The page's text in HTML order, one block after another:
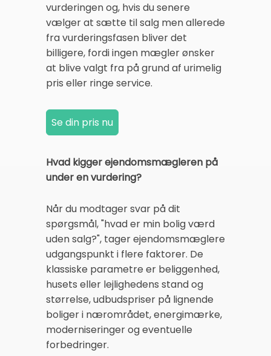
vurderingen og, hvis du senere
vælger at sætte til salg men allerede
fra vurderingsfasen bliver det
billigere, fordi ingen mægler ønsker
at blive valgt fra på grund af urimelig
pris eller ringe service.
Hvad kigger ejendomsmægleren på
under en vurdering?
Når du modtager svar på dit
spørgsmål, "hvad er min bolig værd
uden salg?", tager ejendomsmæglere
udgangspunkt i flere faktorer. De
klassiske parametre er beliggenhed,
husets eller lejlighedens stand og
størrelse, udbudspriser på lignende
boliger i nærområdet, energimærke,
moderniseringer og eventuelle
forbedringer.